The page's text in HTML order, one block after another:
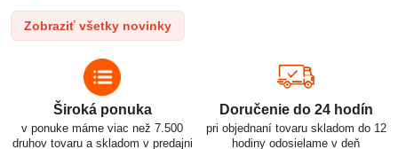
správneho používania je kľúčom k ich efektívnemu a bezpečnému
využitiu.
Zobraziť všetky novinky
Široká ponuka
v ponuke máme viac než 7.500
druhov tovaru a skladom v predajni
Doručenie do 24 hodín
pri objednaní tovaru skladom do 12
hodiny odosielame v deň